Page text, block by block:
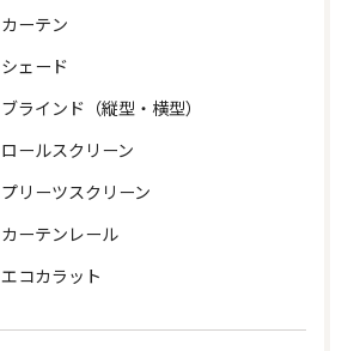
カーテン
シェード
ブラインド（縦型・横型）
ロールスクリーン
プリーツスクリーン
カーテンレール
エコカラット